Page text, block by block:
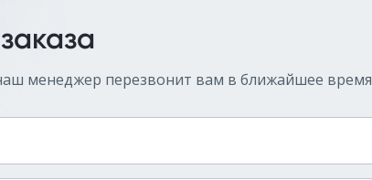
менеджер перезвонит вам в ближайшее время